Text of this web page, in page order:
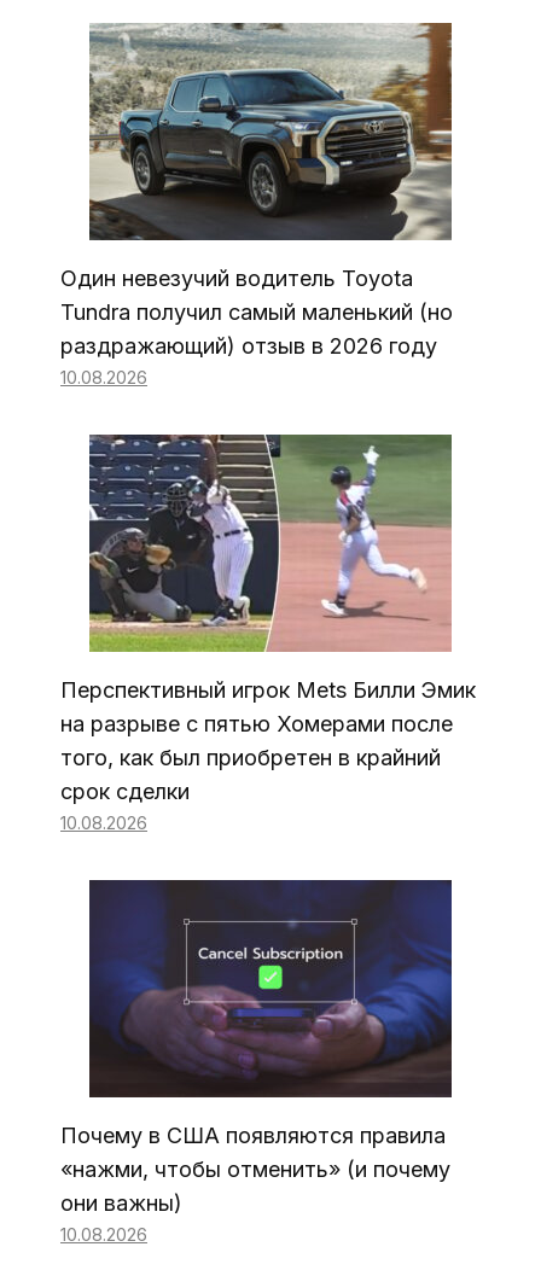
Один невезучий водитель Toyota
Tundra получил самый маленький (но
раздражающий) отзыв в 2026 году
10.08.2026
Перспективный игрок Mets Билли Эмик
на разрыве с пятью Хомерами после
того, как был приобретен в крайний
срок сделки
10.08.2026
Почему в США появляются правила
«нажми, чтобы отменить» (и почему
они важны)
10.08.2026